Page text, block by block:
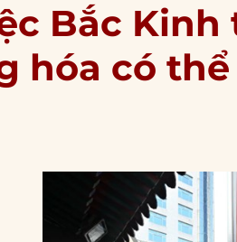
Bắc
hóa có